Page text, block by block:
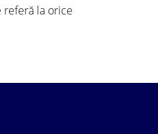
referă la orice